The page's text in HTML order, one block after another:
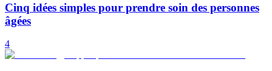
Cinq idées simples pour prendre soin des personnes
âgées
4